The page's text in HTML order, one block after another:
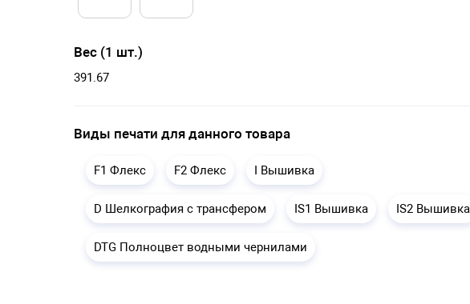
Вес (1 шт.)
391.67
Виды печати для данного товара
F1 Флекс F2 Флекс I Вышивка
D Шелкография с трансфером IS1 Вышивка IS2 Вышивка
DTG Полноцвет водными чернилами